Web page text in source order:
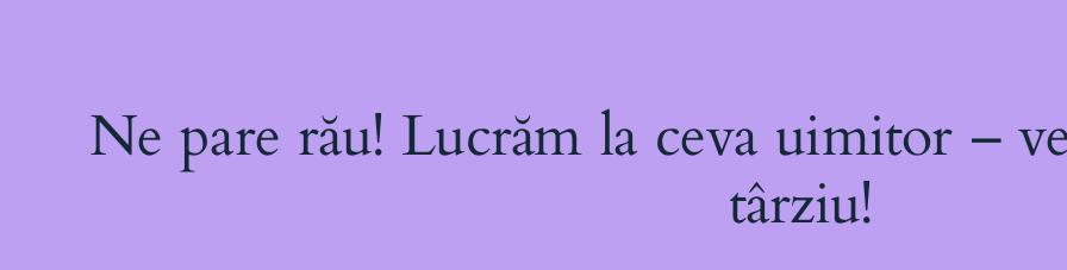
Ne pare rău! Lucrăm la ceva uimitor –
târziu!